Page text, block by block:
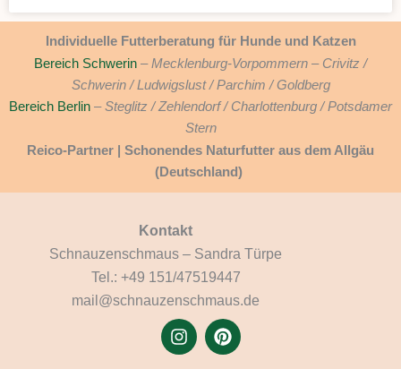
Individuelle Futterberatung für Hunde und Katzen
Bereich Schwerin –Mecklenburg-Vorpommern – Crivitz /
Schwerin / Ludwigslust / Parchim / Goldberg
Bereich Berlin – Steglitz / Zehlendorf / Charlottenburg / Potsdamer
Stern
Reico-Partner | Schonendes Naturfutter aus dem Allgäu
(Deutschland)
Kontakt
Schnauzenschmaus – Sandra Türpe
Tel.: +49 151/47519447
mail@schnauzenschmaus.de
I
n
P
i